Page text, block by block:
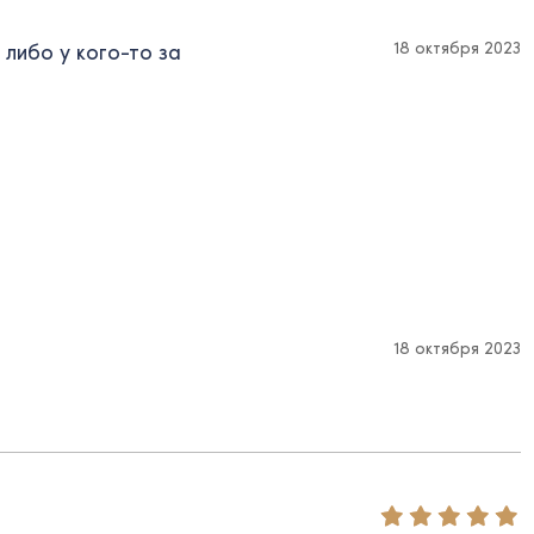
у кого-то за 18 октября 2023
18 октября 2023